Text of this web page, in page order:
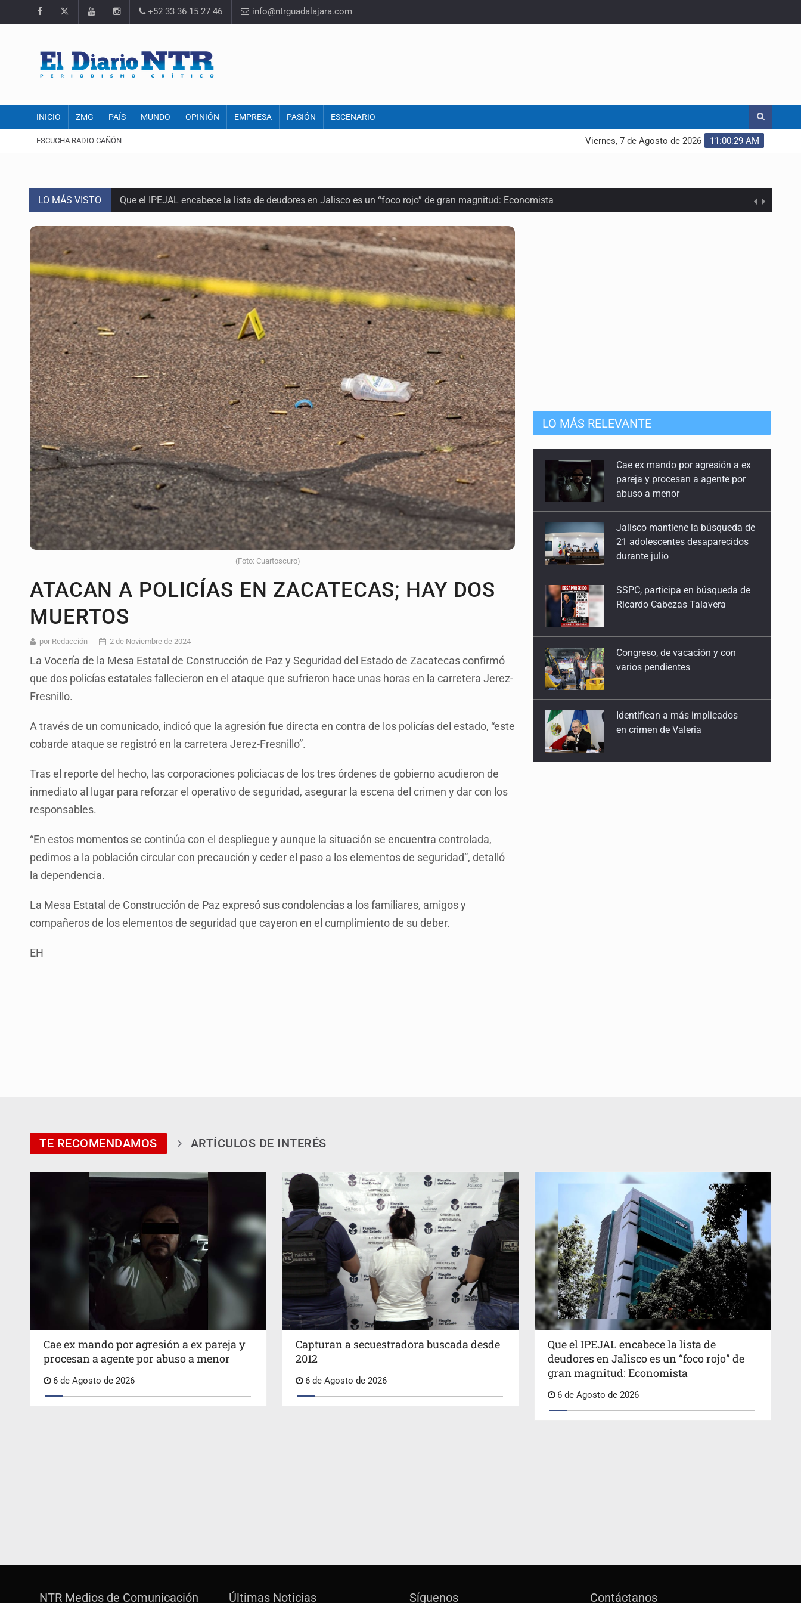
+52 33 36 15 27 46 info@ntrguadalajara.com
INICIO ZMG PAÍS MUNDO OPINIÓN EMPRESA PASIÓN ESCENARIO
ESCUCHA RADIO CAÑÓN 11:00:30 AM
Viernes, 7 de Agosto de 2026
LO MÁS VISTO Que el IPEJAL encabece la lista de deudores en Jalisco es un “foco rojo” de gran magnitud: Economista
Critican inoperancia de la ASEJ para recuperar fondos públicos
Catean centro de fraudes inmobiliarios en Zapopan
Ex policía es detenido por agresión y amenzas contra su pareja
Vecinos de Mirador de San Isidro denuncian tala; IJALVI lo niega
Reporta 627 acciones tras inundación en Balcones de Oblatos
SSPC, participa en búsqueda de Ricardo Cabezas Talavera
Proponen consulta popular por desarrollo de vivienda en Mirador de San Isidro
Identifican a más implicados en crimen de Valeria
Capturan a secuestradora buscada desde 2012
(Foto: Cuartoscuro)
ATACAN A POLICÍAS EN ZACATECAS; HAY DOS
MUERTOS
por Redacción 2 de Noviembre de 2024
La Vocería de la Mesa Estatal de Construcción de Paz y Seguridad del Estado de Zacatecas confirmó
que dos policías estatales fallecieron en el ataque que sufrieron hace unas horas en la carretera Jerez-
Fresnillo.
A través de un comunicado, indicó que la agresión fue directa en contra de los policías del estado, “este
cobarde ataque se registró en la carretera Jerez-Fresnillo”.
Tras el reporte del hecho, las corporaciones policiacas de los tres órdenes de gobierno acudieron de
inmediato al lugar para reforzar el operativo de seguridad, asegurar la escena del crimen y dar con los
responsables.
“En estos momentos se continúa con el despliegue y aunque la situación se encuentra controlada,
pedimos a la población circular con precaución y ceder el paso a los elementos de seguridad”, detalló
la dependencia.
La Mesa Estatal de Construcción de Paz expresó sus condolencias a los familiares, amigos y
compañeros de los elementos de seguridad que cayeron en el cumplimiento de su deber.
EH
LO MÁS RELEVANTE
Jalisco mantiene la búsqueda de
21 adolescentes desaparecidos
durante julio
SSPC, participa en búsqueda de
Ricardo Cabezas Talavera
Congreso, de vacación y con
varios pendientes
Identifican a más implicados
en crimen de Valeria
Capturan en Zapopan a
defraudador de paquetes
TE RECOMENDAMOS ARTÍCULOS DE INTERÉS
Cae ex mando por agresión a ex pareja y
procesan a agente por abuso a menor
6 de Agosto de 2026
Capturan a secuestradora buscada desde
2012
6 de Agosto de 2026
Que el IPEJAL encabece la lista de
deudores en Jalisco es un “foco rojo” de
gran magnitud: Economista
6 de Agosto de 2026
NTR Medios de Comunicación Últimas Noticias Síguenos Contáctanos